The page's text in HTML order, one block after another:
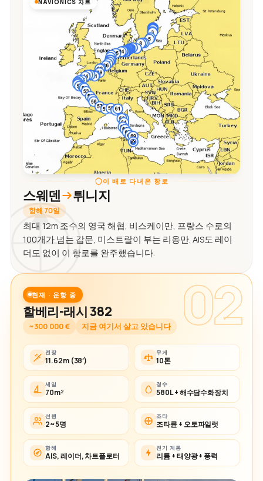
NAVIONICS 차트
이 배로 다녀온 항로
스웨덴 튀니지
항해 70일
최대 12m 조수의 영국 해협, 비스케이만, 프랑스 수로의
100개가 넘는 갑문, 미스트랄이 부는 리옹만. AIS도 레이
더도 없이 이 항로를 완주했습니다.
02
현재 · 운항 중
할베리-래시 382
~300 000 € 지금 여기서 살고 있습니다
전장
11.62m (38′)
무게
10톤
세일
70m²
청수
580L + 해수담수화장치
선원
2~5명
조타
조타륜 + 오토파일럿
항해
AIS, 레이더, 차트플로터
전기 계통
리튬 + 태양광 + 풍력